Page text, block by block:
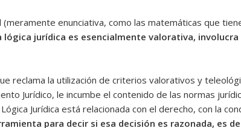
enunciativa, como las matemáticas que
lógica jurídica es esencialmente valorativa,
reclama la utilización de criterios valorativos y
Jurídico, le incumbe el contenido de las normas
Jurídica está relacionada con el derecho, con la
para decir si esa decisión es razonada, es